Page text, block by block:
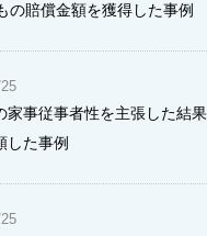
の賠償金額を獲得した事例
家事従事者性を主張した結
した事例